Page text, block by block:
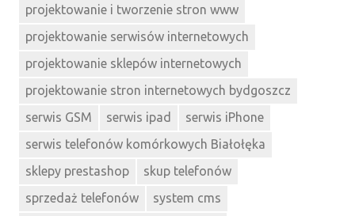
projektowanie i tworzenie stron www
projektowanie serwisów internetowych
projektowanie sklepów internetowych
projektowanie stron internetowych bydgoszcz
serwis GSM
serwis ipad
serwis iPhone
serwis telefonów komórkowych Białołęka
sklepy prestashop
skup telefonów
sprzedaż telefonów
system cms